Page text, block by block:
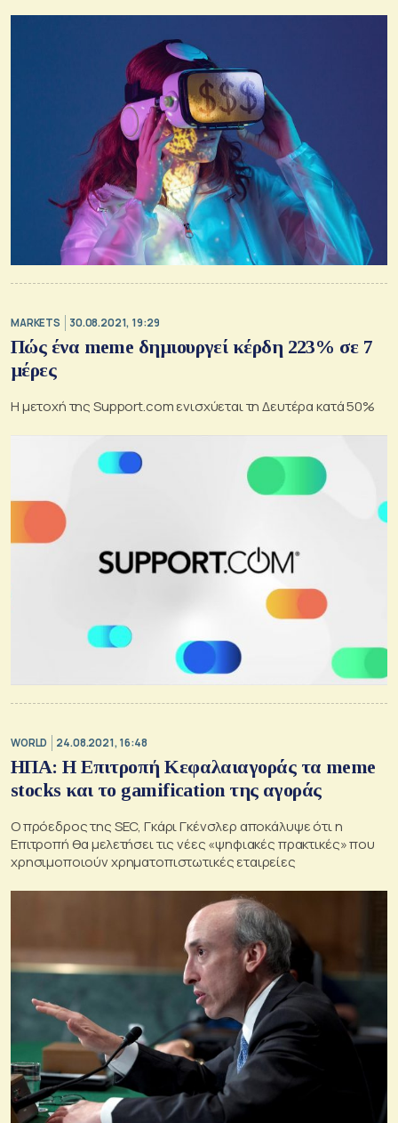
MARKETS 30.08.2021, 19:29
Πώς ένα meme δημιουργεί κέρδη 223% σε 7
μέρες
Η μετοχή της Support.com ενισχύεται τη Δευτέρα κατά 50%
WORLD 24.08.2021, 16:48
ΗΠΑ: Η Επιτροπή Κεφαλαιαγοράς τα meme
stocks και το gamification της αγοράς
Ο πρόεδρος της SEC, Γκάρι Γκένσλερ αποκάλυψε ότι η
Επιτροπή θα μελετήσει τις νέες «ψηφιακές πρακτικές» που
χρησιμοποιούν χρηματοπιστωτικές εταιρείες